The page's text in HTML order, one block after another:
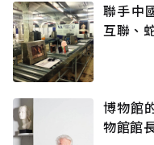
聯手中
互聯、
博物館
物館館